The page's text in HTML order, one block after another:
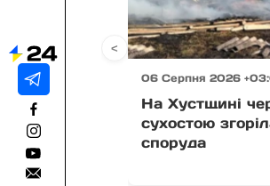
06 Серпня 2026
На Хустщині
сухостою
споруда
<